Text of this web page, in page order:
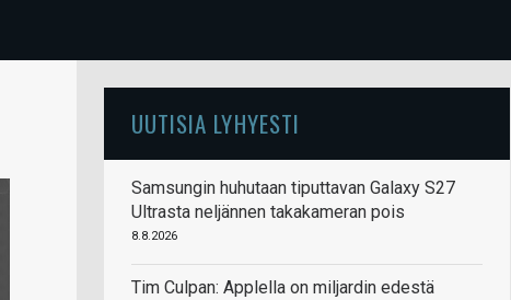
UUTISIA LYHYESTI
Samsungin huhutaan tiputtavan Galaxy S27
Ultrasta neljännen takakameran pois
8.8.2026
Tim Culpan: Applella on miljardin edestä